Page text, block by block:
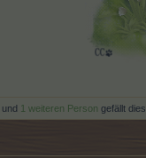
und 1 weiteren Person gefällt dies.